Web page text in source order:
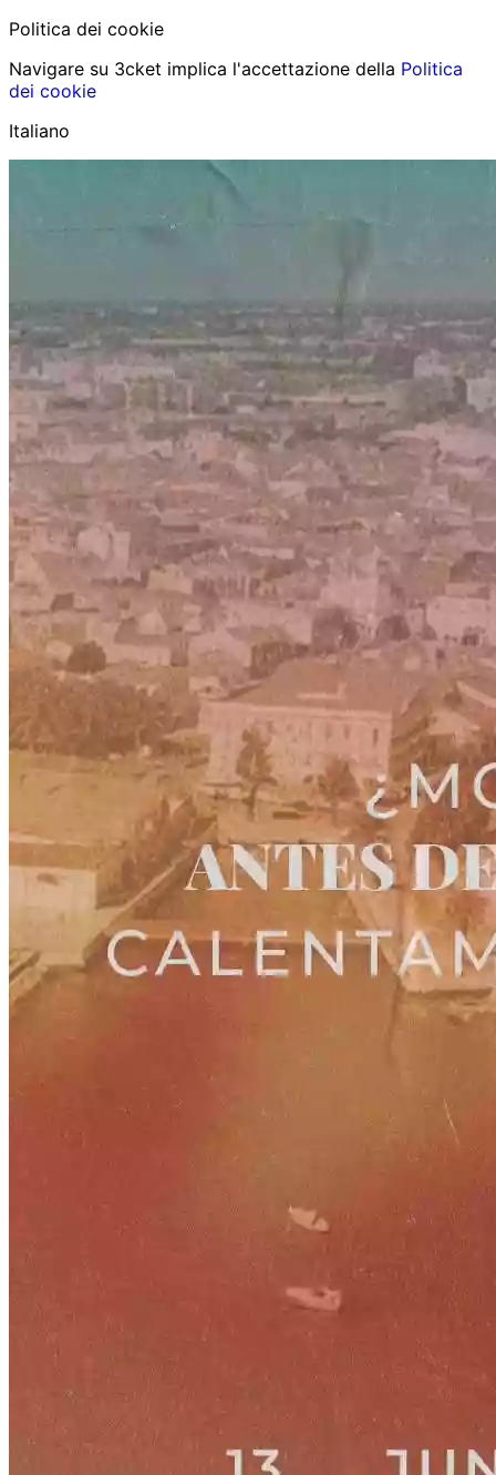
Politica dei cookie
Navigare su 3cket implica l'accettazione della Politica
dei cookie
Italiano